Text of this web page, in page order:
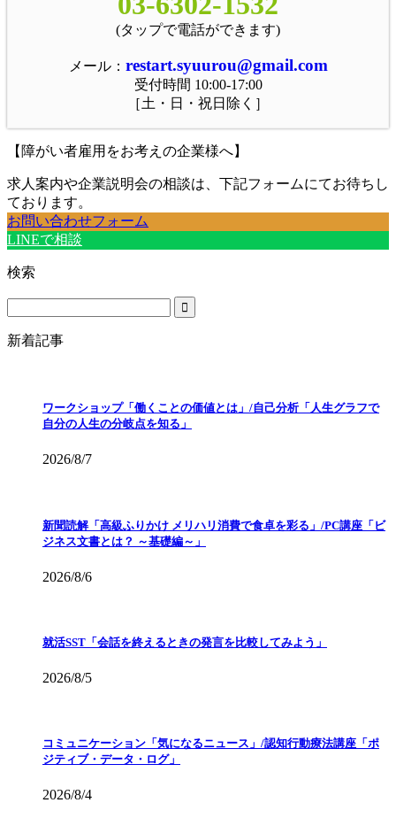
(タップで電話ができます)
メール： restart.syuurou@gmail.com
受付時間 10:00-17:00
［土・日・祝日除く］
【障がい者雇用をお考えの企業様へ】
求人案内や企業説明会の相談は、下記フォームにてお待ちし
ております。
お問い合わせフォーム
LINEで相談
検索
新着記事
ワークショップ「働くことの価値とは」/自己分析「人生グラフで
自分の人生の分岐点を知る」
2026/8/7
新聞読解「高級ふりかけ メリハリ消費で食卓を彩る」/PC講座「ビ
ジネス文書とは？ ～基礎編～」
2026/8/6
就活SST「会話を終えるときの発言を比較してみよう」
2026/8/5
コミュニケーション「気になるニュース」/認知行動療法講座「ポ
ジティブ・データ・ログ」
2026/8/4